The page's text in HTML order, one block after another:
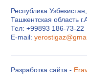
Республика
Ташкентская область
Тел: +99893 186-73-22
E-mail:
Разработка сайта -